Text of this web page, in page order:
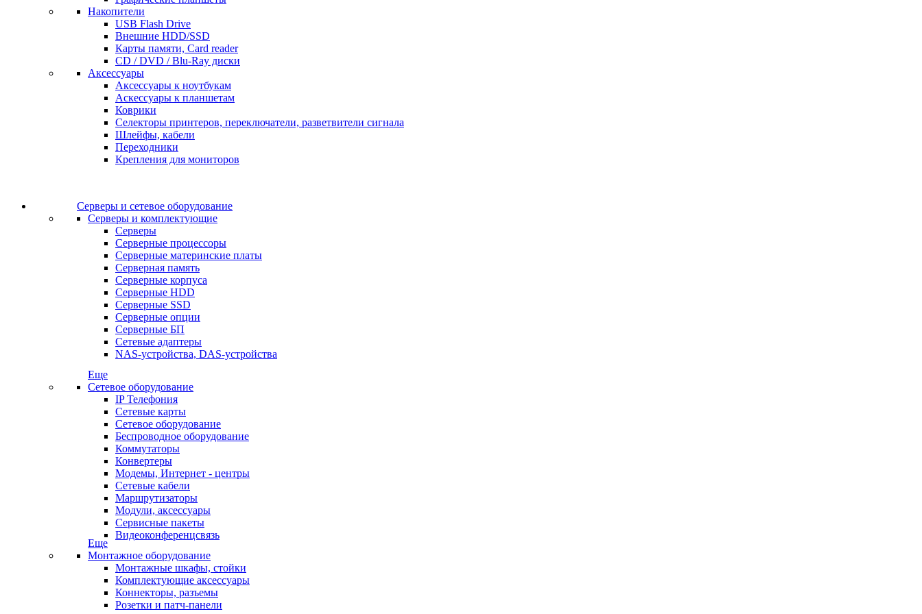
Накопители
USB Flash Drive
Внешние HDD/SSD
Карты памяти, Card reader
CD / DVD / Blu-Ray диски
Аксессуары
Аксессуары к ноутбукам
Аскессуары к планшетам
Коврики
Селекторы принтеров, переключатели, разветвители сигнала
Шлейфы, кабели
Переходники
Крепления для мониторов
Серверы и сетевое оборудование
Серверы и комплектующие
Серверы
Серверные процессоры
Серверные материнские платы
Серверная память
Серверные корпуса
Серверные HDD
Серверные SSD
Серверные опции
Серверные БП
Сетевые адаптеры
NAS-устройства, DAS-устройства
Еще
Сетевое оборудование
IP Телефония
Сетевые карты
Сетевое оборудование
Беспроводное оборудование
Коммутаторы
Конвертеры
Модемы, Интернет - центры
Сетевые кабели
Маршрутизаторы
Модули, аксессуары
Сервисные пакеты
Видеоконференцсвязь
Еще
Монтажное оборудование
Монтажные шкафы, стойки
Комплектующие аксессуары
Коннекторы, разъемы
Розетки и патч-панели